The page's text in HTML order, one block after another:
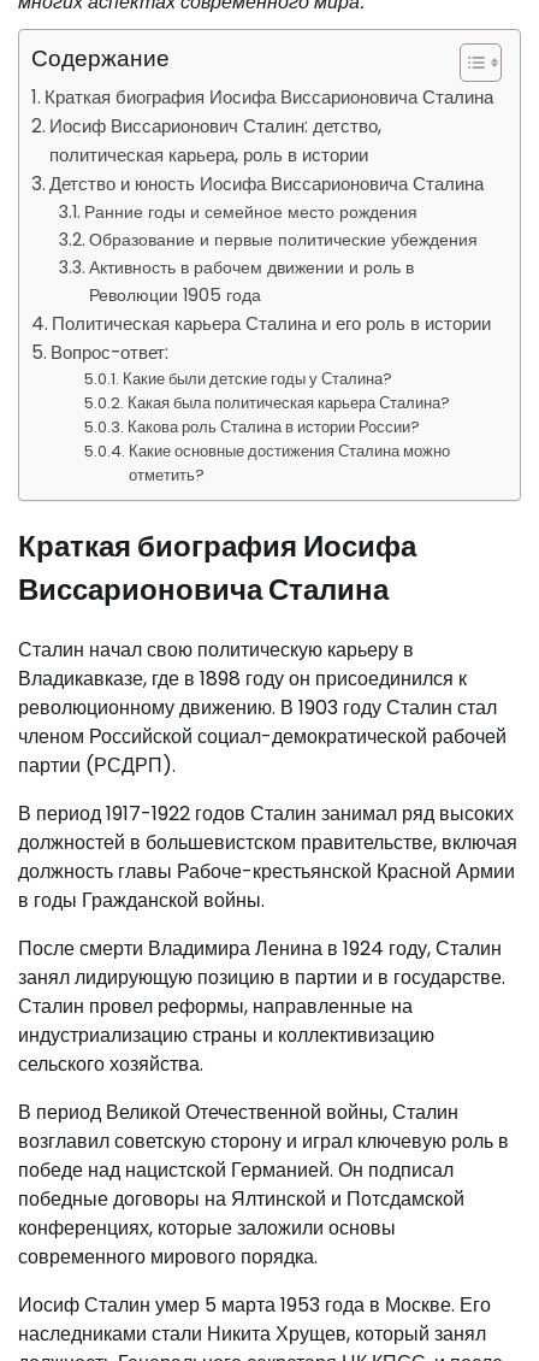
Содержание
Краткая биография Иосифа Виссарионовича Сталина
Иосиф Виссарионович Сталин: детство,
политическая карьера, роль в истории
Детство и юность Иосифа Виссарионовича Сталина
Ранние годы и семейное место рождения
Образование и первые политические убеждения
Активность в рабочем движении и роль в
Революции 1905 года
Политическая карьера Сталина и его роль в истории
Вопрос-ответ:
Какие были детские годы у Сталина?
Какая была политическая карьера Сталина?
Какова роль Сталина в истории России?
Какие основные достижения Сталина можно
отметить?
Краткая биография Иосифа
Виссарионовича Сталина
Сталин начал свою политическую карьеру в
Владикавказе, где в 1898 году он присоединился к
революционному движению. В 1903 году Сталин стал
членом Российской социал-демократической рабочей
партии (РСДРП).
В период 1917-1922 годов Сталин занимал ряд высоких
должностей в большевистском правительстве, включая
должность главы Рабоче-крестьянской Красной Армии
в годы Гражданской войны.
После смерти Владимира Ленина в 1924 году, Сталин
занял лидирующую позицию в партии и в государстве.
Сталин провел реформы, направленные на
индустриализацию страны и коллективизацию
сельского хозяйства.
В период Великой Отечественной войны, Сталин
возглавил советскую сторону и играл ключевую роль в
победе над нацистской Германией. Он подписал
победные договоры на Ялтинской и Потсдамской
конференциях, которые заложили основы
современного мирового порядка.
Иосиф Сталин умер 5 марта 1953 года в Москве. Его
наследниками стали Никита Хрущев, который занял